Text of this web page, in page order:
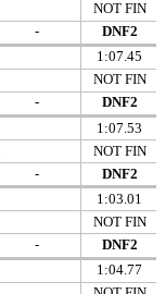
NOT FIN
DNF2
-
1:07.45
NOT FIN
DNF2
-
1:07.53
NOT FIN
DNF2
-
1:03.01
NOT FIN
DNF2
-
1:04.77